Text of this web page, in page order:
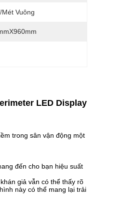
mét Vuông
LED Display
trong sân vận động một
đến cho bạn hiệu suất
giả vẫn có thể thấy rõ
này có thể mang lại trải